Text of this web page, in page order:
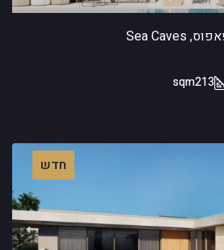
213
sqm
חדש